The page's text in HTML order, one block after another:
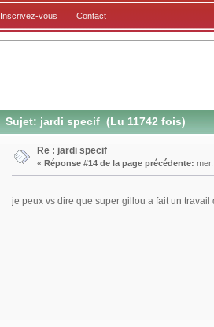
Inscrivez-vous Contact
Sujet: jardi specif (Lu 11742 fois)
Re : jardi specif
« Réponse #14 de la page précédente:
je peux vs dire que super gillou a fait un